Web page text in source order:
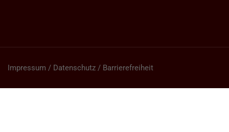
Impressum / Datenschutz / Barrierefreiheit